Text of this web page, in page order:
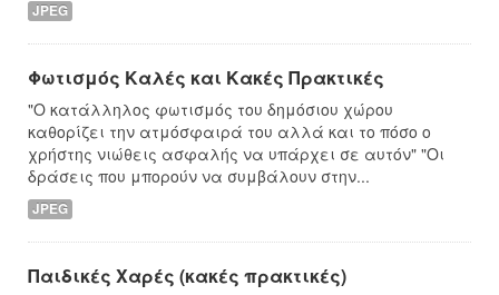
JPEG
Φωτισμός Καλές και Κακές Πρακτικές
"Ο κατάλληλος φωτισμός του δημόσιου χώρου
καθορίζει την ατμόσφαιρά του αλλά και το πόσο ο
χρήστης νιώθεις ασφαλής να υπάρχει σε αυτόν" "Οι
δράσεις που μπορούν να συμβάλουν στην...
JPEG
Παιδικές Χαρές (κακές πρακτικές)